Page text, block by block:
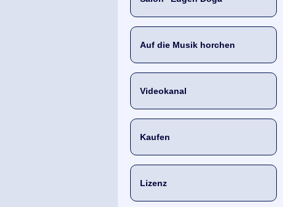
Auf die Musik horchen
Videokanal
Kaufen
Lizenz